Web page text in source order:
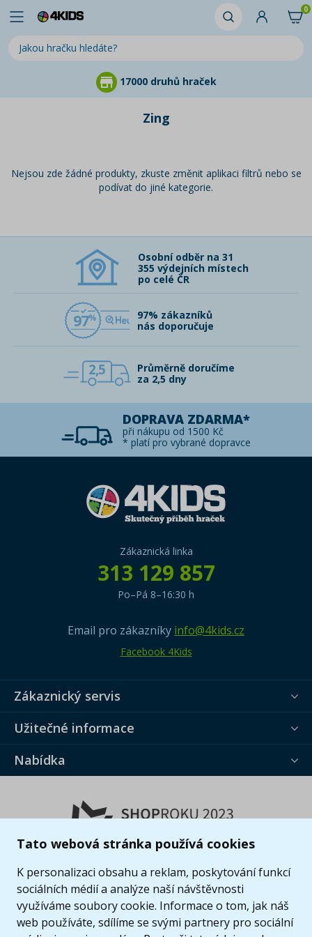
Tato webová stránka používá cookies
K personalizaci obsahu a reklam, poskytování funkcí
sociálních médií a analýze naší návštěvnosti
využíváme soubory cookie. Informace o tom, jak náš
web používáte, sdílíme se svými partnery pro sociální
0
17000 druhů hraček
Zing
Nejsou zde žádné produkty, zkuste změnit aplikaci filtrů nebo se
podívat do jiné kategorie.
Osobní odběr na 31
355 výdejních místech
po celé ČR
97
97% zákazníků
nás doporučuje
2,5
Průměrně doručíme
za 2,5 dny
DOPRAVA ZDARMA*
při nákupu od 1500 Kč
* platí pro vybrané dopravce
Zákaznická linka
313 129 857
Po–Pá 8–16:30 h
Email pro zákazníky info@4kids.cz
Facebook 4Kids
Zákaznický servis
Užitečné informace
Nabídka